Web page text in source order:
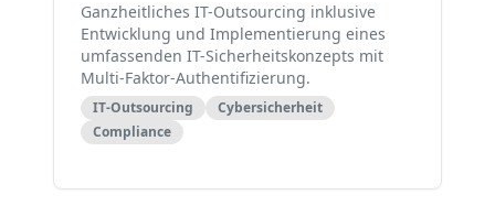
Ganzheitliches IT-Outsourcing inklusive
Entwicklung und Implementierung eines
umfassenden IT-Sicherheitskonzepts mit
Multi-Faktor-Authentifizierung.
IT-Outsourcing
Cybersicherheit
Compliance